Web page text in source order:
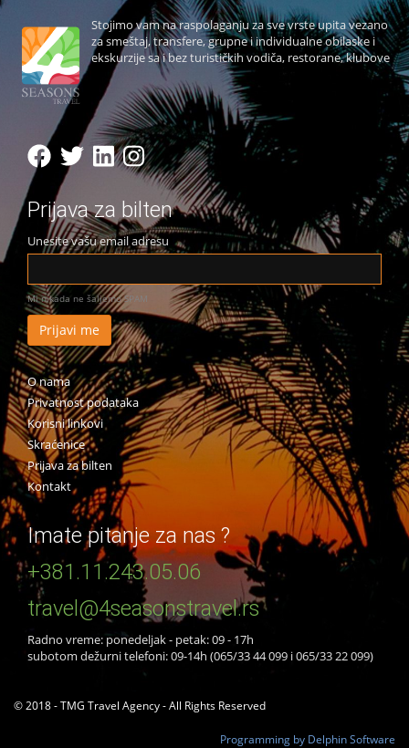
Stojimo vam na raspolaganju za sve vrste upita vezano
za smeštaj, transfere, grupne i individualne obilaske i
ekskurzije sa i bez turističkih vodiča, restorane, klubove
Prijava za bilten
Unesite vašu email adresu
Mi nikada ne šaljemo SPAM
O nama
Privatnost podataka
Korisni linkovi
Skraćenice
Prijava za bilten
Kontakt
Imate pitanje za nas ?
+381.11.243.05.06
travel@4seasonstravel.rs
Radno vreme: ponedeljak - petak: 09 - 17h
subotom dežurni telefoni: 09-14h (065/33 44 099 i 065/33 22 099)
© 2018 - TMG Travel Agency - All Rights Reserved
Programming by Delphin Software